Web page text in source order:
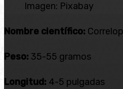
Imagen: Pixabay
Nombre científico:
Peso: 35-55 gramos
Longitud: 4-5 pulgadas